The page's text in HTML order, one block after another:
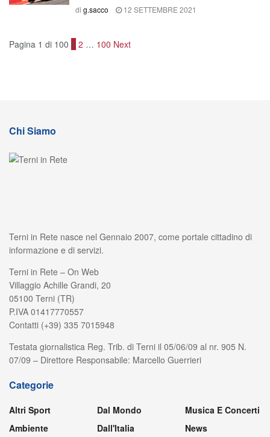
di g.sacco 12 SETTEMBRE 2021
Pagina 1 di 100 1 2 … 100 Next
Chi Siamo
Terni in Rete nasce nel Gennaio 2007, come portale cittadino di
informazione e di servizi.
Terni in Rete – On Web
Villaggio Achille Grandi, 20
05100 Terni (TR)
P.IVA 01417770557
Contatti (+39) 335 7015948
Testata giornalistica Reg. Trib. di Terni il 05/06/09 al nr. 905 N.
07/09 – Direttore Responsabile: Marcello Guerrieri
Categorie
Altri Sport
Ambiente
Dal Mondo
Dall'Italia
Musica E Concerti
News